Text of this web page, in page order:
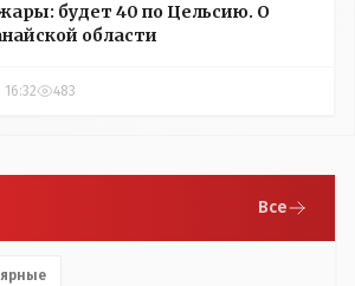
будет 40 по Цельсию. О
области
16:32 483
Все